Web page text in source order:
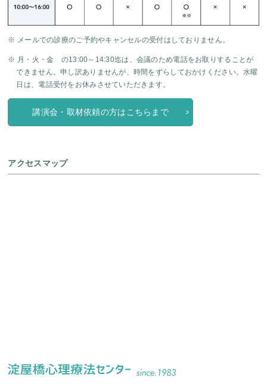
※ メールでの診療のご予約やキャンセルの受付はしておりません。
※ 月・火・金 の13:00～14:30迄は、会議のため電話をお取りすることが
できません。申し訳ありませんが、時間をずらしておかけください。水曜
日は、電話受付をお休みさせていただきます。
講演会・取材依頼の方はこちらまで
アクセスマップ